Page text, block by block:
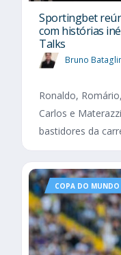
Sportingbet
com histórias
Talks
Bruno
Ronaldo,
Carlos e
bastidores da
COPA DO MUNDO